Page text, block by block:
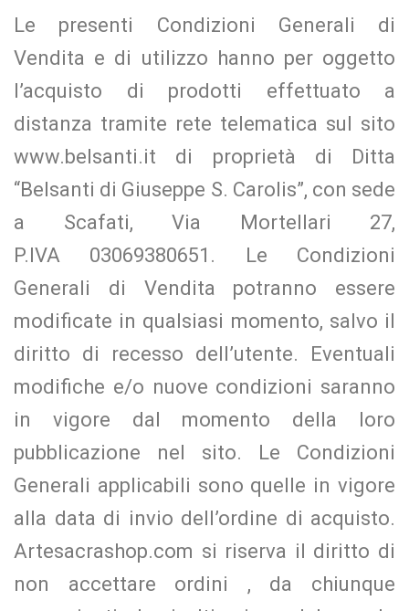
Le presenti Condizioni Generali di
Vendita e di utilizzo hanno per oggetto
l’acquisto di prodotti effettuato a
distanza tramite rete telematica sul sito
www.belsanti.it di proprietà di Ditta
“Belsanti di Giuseppe S. Carolis”, con sede
a Scafati, Via Mortellari 27,
P.IVA 03069380651 . Le Condizioni
Generali di Vendita potranno essere
modificate in qualsiasi momento, salvo il
diritto di recesso dell’utente. Eventuali
modifiche e/o nuove condizioni saranno
in vigore dal momento della loro
pubblicazione nel sito. Le Condizioni
Generali applicabili sono quelle in vigore
alla data di invio dell’ordine di acquisto.
Artesacrashop.com si riserva il diritto di
non accettare ordini , da chiunque